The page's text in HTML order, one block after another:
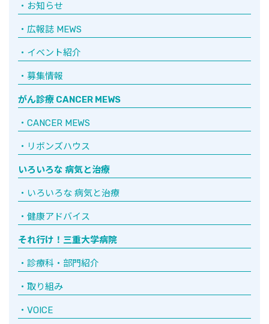
お知らせ
広報誌 MEWS
イベント紹介
募集情報
がん診療 CANCER MEWS
CANCER MEWS
リボンズハウス
いろいろな 病気と治療
いろいろな 病気と治療
健康アドバイス
それ行け！三重大学病院
診療科・部門紹介
取り組み
VOICE